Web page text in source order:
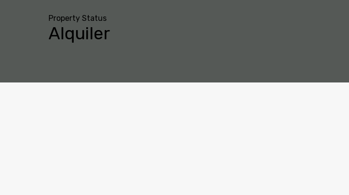
Property Status
Alquiler